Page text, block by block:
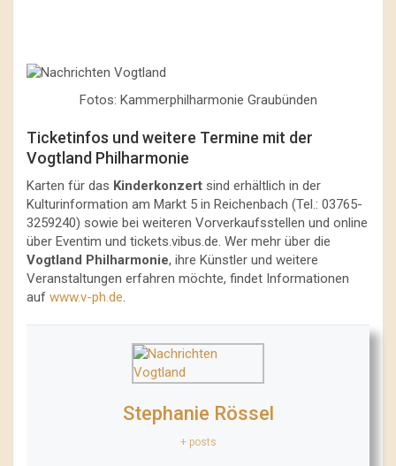
Fotos: Kammerphilharmonie Graubünden
Ticketinfos und weitere Termine mit der
Vogtland Philharmonie
Karten für das Kinderkonzert sind erhältlich in der
Kulturinformation am Markt 5 in Reichenbach (Tel.: 03765-
3259240) sowie bei weiteren Vorverkaufsstellen und online
über Eventim und tickets.vibus.de. Wer mehr über die
Vogtland Philharmonie, ihre Künstler und weitere
Veranstaltungen erfahren möchte, findet Informationen
auf www.v-ph.de.
Stephanie Rössel
+ posts